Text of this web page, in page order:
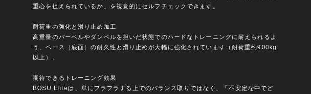
重心を捉えられているか」を視覚的にセルフチェックできます。
耐荷重の強化と滑り止め加工
高重量のバーベルやダンベルを担いだ状態でのハードなトレーニングに耐えられるよ
う、ベース（底面）の耐久性と滑り止めが大幅に強化されています（耐荷重約900kg
以上）。
期待できるトレーニング効果
BOSU Eliteは、単にフラフラする上でのバランス取りではなく、「不安定な中でど